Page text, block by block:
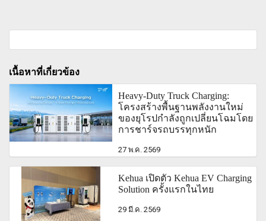
เนื้อหาที่เกี่ยวข้อง
Heavy-Duty Truck Charging:
โครงสร้างพื้นฐานพลังงานใหม่
ของยุโรปกำลังถูกเปลี่ยนโฉมโดย
การชาร์จรถบรรทุกหนัก
27 พ.ค. 2569
Kehua เปิดตัว Kehua EV Charging
Solution ครั้งแรกในไทย
29 มี.ค. 2569